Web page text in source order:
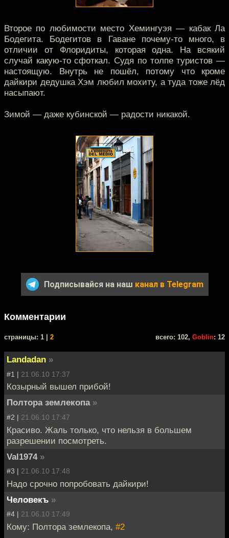
Второе по любимости место Хемингуэя — кабак Ла
Бодегита. Бодегитов в Гаване почему-то много, в
отличии от Флоридиты, которая одна. На всякий
случай какую-то сфоткал. Судя по толпе туристов —
настоящую. Внутрь не пошёл, потому что кроме
дайкири дедушка Хэм любил мохиту, а туда тоже лёд
насыпают.
Зимой — даже кубинской — радости никакой.
Подписывайся на наш канал в Telegram
Комментарии
cтраницы: 1 | 2 всего: 102, Goblin: 12
Landadan »
#1 | 21.06.10 17:37
Козырный вышел прибой!
Полтора землекопа »
#2 | 21.06.10 17:47
Красиво. Жаль только, что нельзя в большем
разрешении посмотреть.
Val1974 »
#3 | 21.06.10 17:48
Надо срочно попробовать дайкири!
Человекъ »
#4 | 21.06.10 17:49
Кому: Полтора землекопа, #2